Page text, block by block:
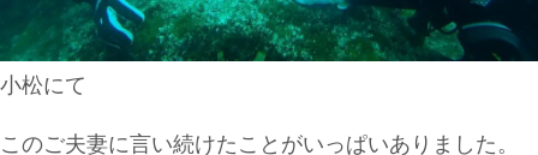
小松にて
このご夫妻に言い続けたことがいっぱいありました。